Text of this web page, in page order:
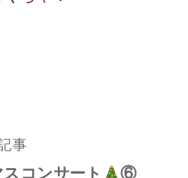
事
コンサート ⑥